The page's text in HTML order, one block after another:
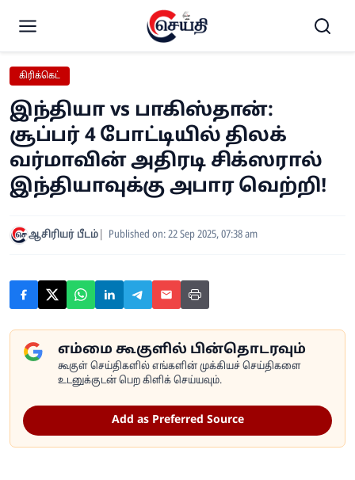
கிரிக்கெட்
இந்தியா vs பாகிஸ்தான்:
சூப்பர் 4 போட்டியில் திலக்
வர்மாவின் அதிரடி சிக்ஸரால்
இந்தியாவுக்கு அபார வெற்றி!
ஆசிரியர் பீடம் Published on: 22 Sep 2025, 07:38 am
எம்மை கூகுளில் பின்தொடரவும்
கூகுள் செய்திகளில் எங்களின் முக்கியச் செய்திகளை
உடனுக்குடன் பெற கிளிக் செய்யவும்.
Add as Preferred Source